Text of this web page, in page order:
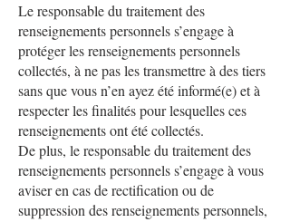
Le responsable du traitement des
renseignements personnels s’engage à
protéger les renseignements personnels
collectés, à ne pas les transmettre à des tiers
sans que vous n’en ayez été informé(e) et à
respecter les finalités pour lesquelles ces
renseignements ont été collectés.
De plus, le responsable du traitement des
renseignements personnels s’engage à vous
aviser en cas de rectification ou de
suppression des renseignements personnels,